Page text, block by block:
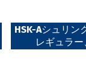
HSK-Aシュリン
レギュラ